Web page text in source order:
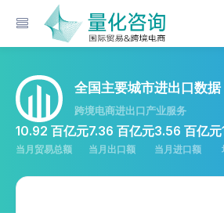
全国主要城市进出口数据
跨境电商进出口产业服务
10.92 百亿元
当月贸易总额
7.36 百亿元
当月出口额
3.56 百亿元
当月进口额